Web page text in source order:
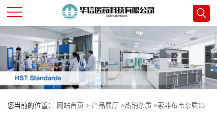
公
司
首
页
您当前的位置： 网站首页 > 产品展厅 >热销杂质 >索非布韦杂质15